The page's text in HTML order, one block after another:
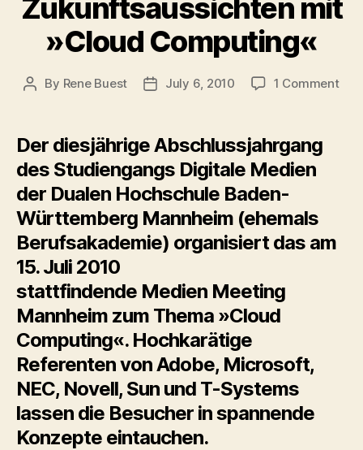
Zukunftsaussichten mit
»Cloud Computing«
Post
By Rene Buest
PostJuly 6, 2010 1 Commenton
Der diesjährige Abschlussjahrgang
des Studiengangs Digitale Medien
der Dualen Hochschule Baden-
Württemberg Mannheim (ehemals
Berufsakademie) organisiertdas am
15. Juli 2010
stattfindende Medien Meeting
Mannheim zum Thema »Cloud
Computing«. Hochkarätige
Referenten von Adobe, Microsoft,
NEC, Novell, Sun und T-Systems
lassen die Besucher in spannende
Konzepte eintauchen.